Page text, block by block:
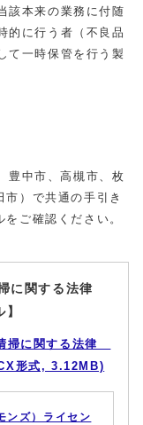
該本来の業務に付随
的に行う者（不良品
て一時保管を行う製
豊中市、高槻市、枚
）で共通の手引き
ご確認ください。
に関する法律
掃に関する法律
形式, 3.12MB)
ンズ）ライセン